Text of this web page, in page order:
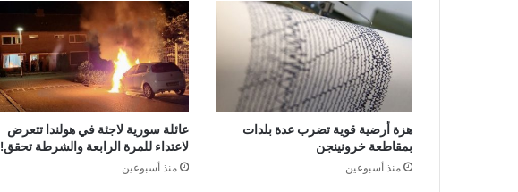
هزة أرضية قوية تضرب عدة بلدات
بمقاطعة خرونينجن
منذ أسبوعين
عائلة سورية لاجئة في هولندا تتعرض
لاعتداء للمرة الرابعة والشرطة تحقق!
منذ أسبوعين